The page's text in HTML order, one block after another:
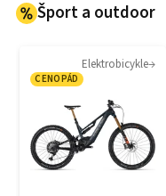
Šport a outdoor
Elektrobicykle
CENOPÁD